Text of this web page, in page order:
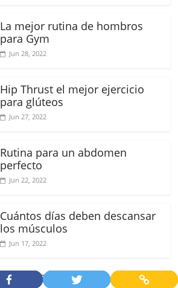
La mejor rutina de hombros
para Gym
Jun 28, 2022
Hip Thrust el mejor ejercicio
para glúteos
Jun 27, 2022
Rutina para un abdomen
perfecto
Jun 22, 2022
Cuántos días deben descansar
los músculos
Jun 17, 2022
Errores frecuentes de los